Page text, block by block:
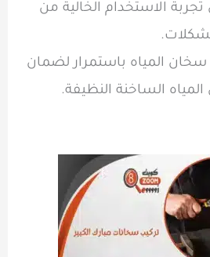
الاستخدام الخالية من
المياه باستمرار لضمان
الساخنة النظيفة.